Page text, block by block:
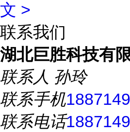
文 >
联系我们
湖北巨胜科技有
联系人 孙玲
联系手机
联系电话